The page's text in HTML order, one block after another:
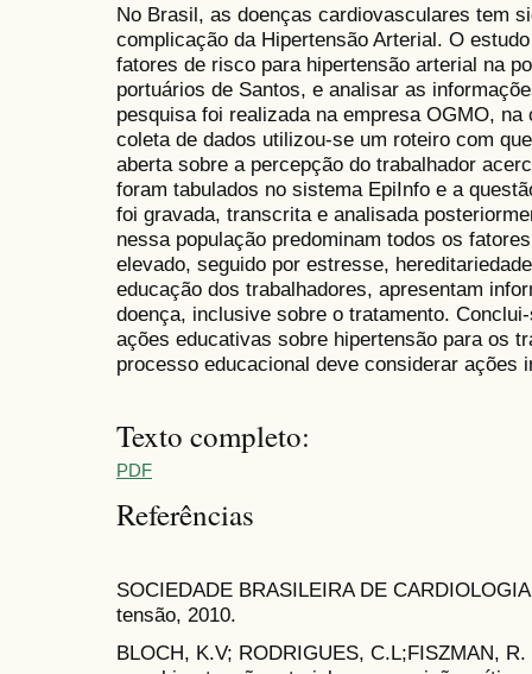
No Brasil, as doenças cardiovasculares tem
complicação da Hipertensão Arterial. O
fatores de risco para hipertensão arterial na
portuários de Santos, e analisar as
pesquisa foi realizada na empresa OGMO, na
coleta de dados utilizou-se um roteiro com
aberta sobre a percepção do trabalhador
foram tabulados no sistema EpiInfo e a
foi gravada, transcrita e analisada
nessa população predominam todos os
elevado, seguido por estresse,
educação dos trabalhadores, apresentam
doença, inclusive sobre o tratamento.
ações educativas sobre hipertensão para os
processo educacional deve considerar ações
Texto completo:
PDF
Referências
SOCIEDADE BRASILEIRA DE
tensão, 2010.
BLOCH, K.V; RODRIGUES, C.L;FISZMAN,